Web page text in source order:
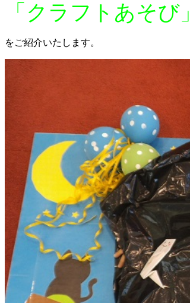
「クラフトあそび」
をご紹介いたします。